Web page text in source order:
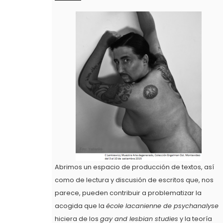
Abrimos un espacio de producción de textos, así
como de lectura y discusión de escritos que, nos
parece, pueden contribuir a problematizar la
acogida que la école lacanienne de psychanalyse
hiciera de los gay and lesbian studies y la teoría